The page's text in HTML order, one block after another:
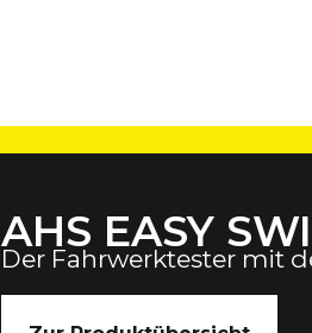
AHS EASY
Der Fahrwerktester mit